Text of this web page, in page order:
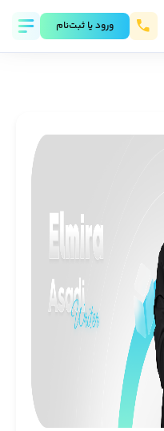
ورود يا ثبت‌نام